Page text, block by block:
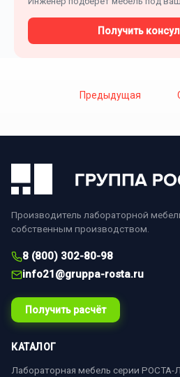
Получить
Предыдущая
Производитель лабораторной
собственным производством.
8 (800) 302-80-98
info21@gruppa-rosta.ru
Получить расчёт
КАТАЛОГ
Лабораторная мебель серии РОСТА-